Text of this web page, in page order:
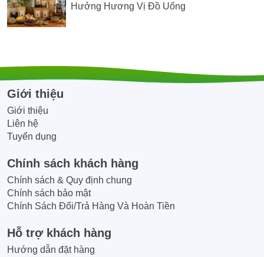
Hưởng Hương Vị Đồ Uống
Giới thiệu
Giới thiệu
Liên hệ
Tuyển dụng
Chính sách khách hàng
Chính sách & Quy định chung
Chính sách bảo mật
Chính Sách Đổi/Trả Hàng Và Hoàn Tiền
Hỗ trợ khách hàng
Hướng dẫn đặt hàng